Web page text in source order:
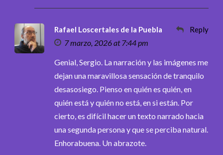
Rafael Loscertales de la Puebla
7 marzo, 2026 at 7:44 pm
Reply
Genial, Sergio. La narración y las imágenes me
dejan una maravillosa sensación de tranquilo
desasosiego. Pienso en quién es quién, en
quién está y quién no está, en si están. Por
cierto, es difícil hacer un texto narrado hacia
una segunda persona y que se perciba natural.
Enhorabuena. Un abrazote.